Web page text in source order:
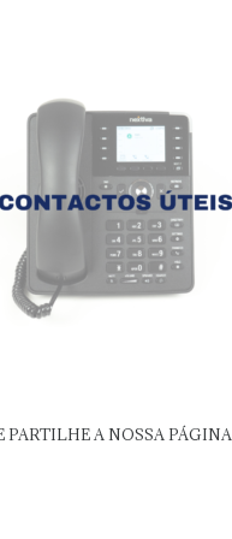
PARTILHE A NOSSA PÁGINA